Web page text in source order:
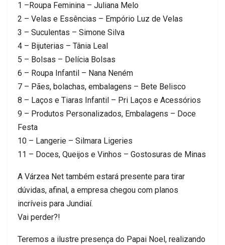
1 –Roupa Feminina – Juliana Melo
2 – Velas e Essências – Empório Luz de Velas
3 – Suculentas – Simone Silva
4 – Bijuterias – Tânia Leal
5 – Bolsas – Delícia Bolsas
6 – Roupa Infantil – Nana Neném
7 – Pães, bolachas, embalagens – Bete Belisco
8 – Laços e Tiaras Infantil – Pri Laços e Acessórios
9 – Produtos Personalizados, Embalagens – Doce
Festa
10 – Langerie – Silmara Ligeries
11 – Doces, Queijos e Vinhos – Gostosuras de Minas
A Várzea Net também estará presente para tirar
dúvidas, afinal, a empresa chegou com planos
incríveis para Jundiaí.
Vai perder?!
Teremos a ilustre presença do Papai Noel, realizando